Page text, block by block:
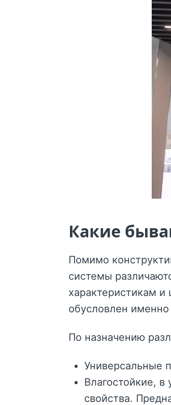
Какие
Помимо
системы
характеристикам
обусловлен
По назначению
Универсальные
Влагостойкие,
свойства.